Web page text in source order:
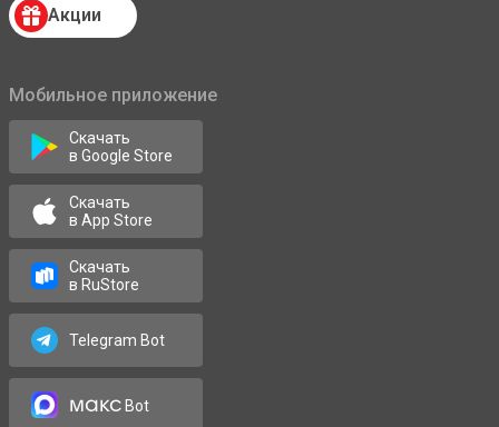
Акции
Мобильное приложение
Скачать
в Google Store
Скачать
в App Store
Скачать
в RuStore
Telegram Bot
максBot